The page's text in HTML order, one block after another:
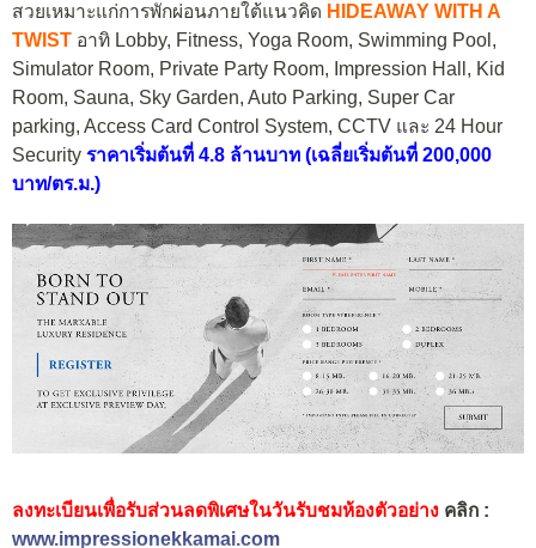
สวยเหมาะแก่การพักผ่อนภายใต้แนวคิด HIDEAWAY WITH A
TWIST อาทิ Lobby, Fitness, Yoga Room, Swimming Pool,
Simulator Room, Private Party Room, Impression Hall, Kid
Room, Sauna, Sky Garden, Auto Parking, Super Car
parking, Access Card Control System, CCTV และ 24 Hour
Security ราคาเริ่มต้นที่ 4.8 ล้านบาท (เฉลี่ยเริ่มต้นที่ 200,000
บาท/ตร.ม.)
ลงทะเบียนเพื่อรับส่วนลดพิเศษในวันรับชมห้องตัวอย่าง คลิก :
www.impressionekkamai.com